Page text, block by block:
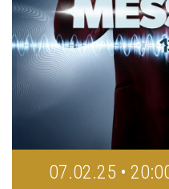
07.02.25 •